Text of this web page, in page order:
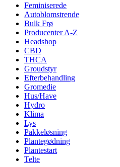
Feminiserede
Autoblomstrende
Bulk Frø
Producenter A-Z
Headshop
CBD
THCA
Groudstyr
Efterbehandling
Gromedie
Hus/Have
Hydro
Klima
Lys
Pakkeløsning
Plantegødning
Plantestart
Telte